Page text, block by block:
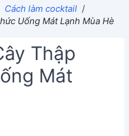
Cách làm cocktail /
Uống Mát Lạnh Mùa Hè
Thập
Mát